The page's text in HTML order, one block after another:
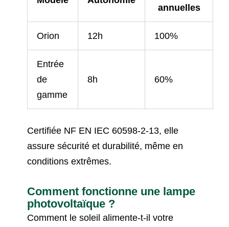
annuelles
Orion 12h 100%
Entrée
de
gamme
8h 60%
Certifiée NF EN IEC 60598-2-13, elle
assure sécurité et durabilité, même en
conditions extrêmes.
Comment fonctionne une lampe
photovoltaïque ?
Comment le soleil alimente-t-il votre